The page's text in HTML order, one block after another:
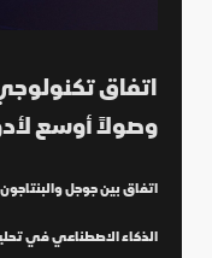
اتفاق
وصولاً أوسع
اتفاق بين جوجل
الذكاء الاصطناعي في